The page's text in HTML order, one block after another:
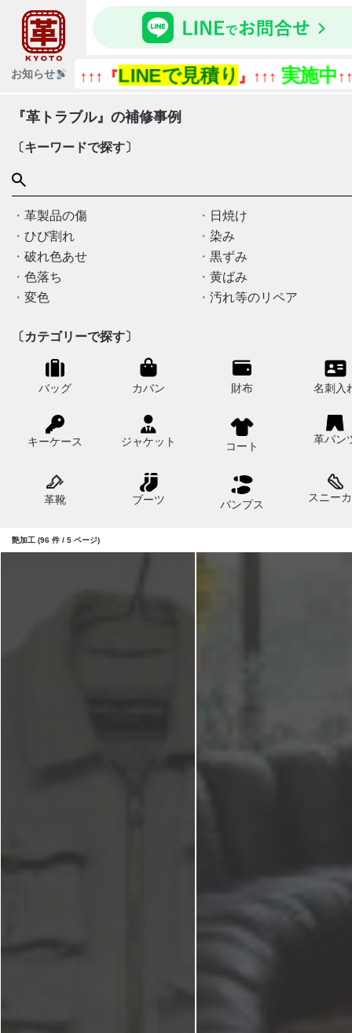
お知らせ
↑↑↑『LINEで見積り』↑↑↑実施中↑↑↑『今
『革トラブル』の補修事例
〔キーワードで探す〕
革製品の傷
日焼け
ひび割れ
染み
破れ色あせ
黒ずみ
色落ち
黄ばみ
変色
汚れ等のリペア
〔カテゴリーで探す〕
バッグ カバン 財布 名刺入
キーケース ジャケット コート
革パン
革靴 ブーツ バンプス
スニー
艶加工 (96 件 / 5 ページ)